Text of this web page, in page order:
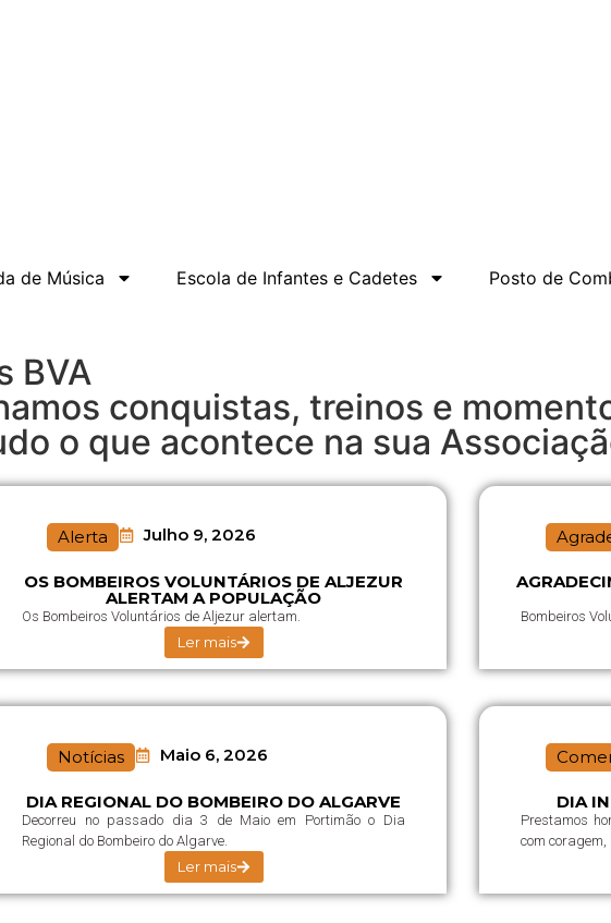
de Música Escola de Infantes e Cadetes Posto de
BVA
conquistas, treinos e
o que acontece na sua
Alerta Julho 9, 2026
OS BOMBEIROS VOLUNTÁRIOS DE ALJEZUR
ALERTAM A POPULAÇÃO
Os Bombeiros Voluntários de Aljezur alertam.
Ler mais
Bombeiros
Notícias Maio 6, 2026
DIA REGIONAL DO BOMBEIRO DO ALGARVE
Decorreu no passado dia 3 de Maio em Portimão o Dia
Regional do Bombeiro do Algarve.
Ler mais
DIA
Prestamos
com